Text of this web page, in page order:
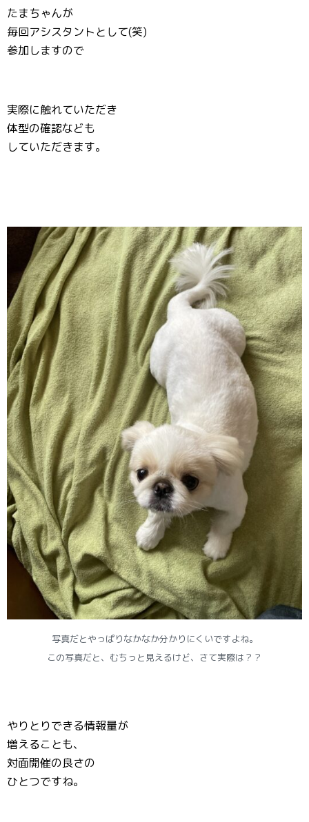
たまちゃんが
毎回アシスタントとして(笑)
参加しますので
実際に触れていただき
体型の確認なども
していただきます。
写真だとやっぱりなかなか分かりにくいですよね。
この写真だと、むちっと見えるけど、さて実際は？？
やりとりできる情報量が
増えることも、
対面開催の良さの
ひとつですね。